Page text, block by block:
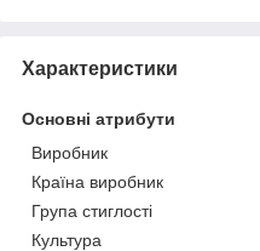
Характеристики
Основні атрибути
Виробник
Країна виробник
Група стиглості
Культура